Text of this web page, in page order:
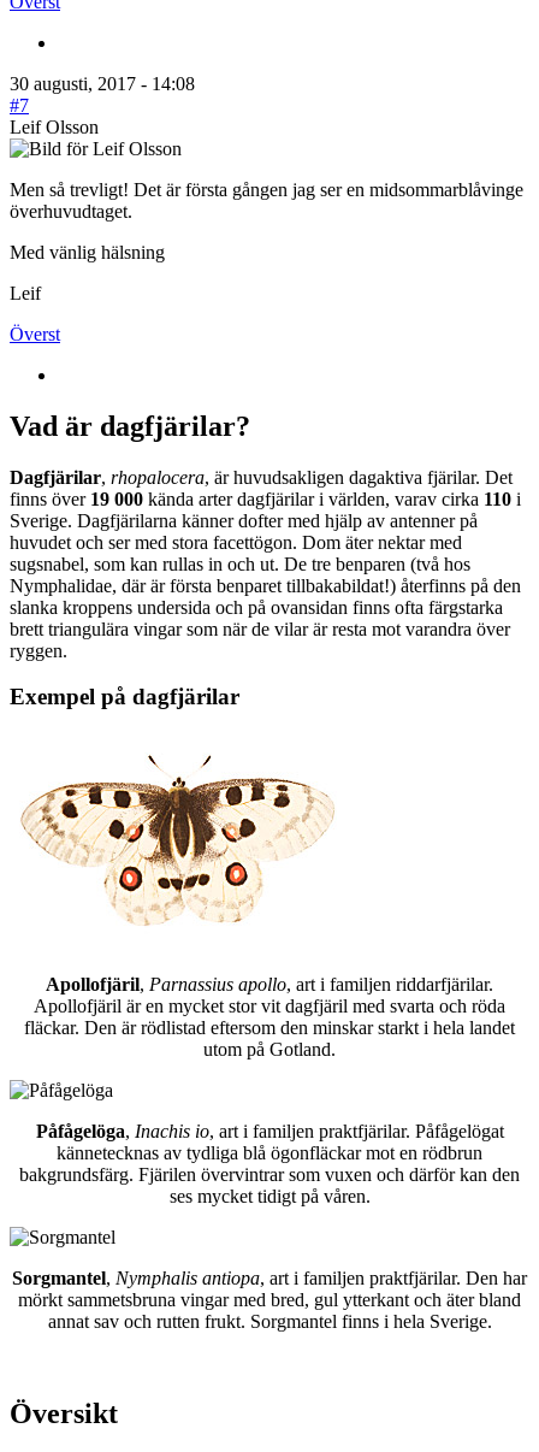
30 augusti, 2017 - 14:08
#7
Leif Olsson
Men så trevligt! Det är första gången jag ser en midsommarblåvinge
överhuvudtaget.
Med vänlig hälsning
Leif
Överst
Vad är dagfjärilar?
Dagfjärilar, rhopalocera, är huvudsakligen dagaktiva fjärilar. Det
finns över 19 000 kända arter dagfjärilar i världen, varav cirka 110 i
Sverige. Dagfjärilarna känner dofter med hjälp av antenner på
huvudet och ser med stora facettögon. Dom äter nektar med
sugsnabel, som kan rullas in och ut. De tre benparen (två hos
Nymphalidae, där är första benparet tillbakabildat!) återfinns på den
slanka kroppens undersida och på ovansidan finns ofta färgstarka
brett triangulära vingar som när de vilar är resta mot varandra över
ryggen.
Exempel på dagfjärilar
Apollofjäril, Parnassius apollo, art i familjen riddarfjärilar.
Apollofjäril är en mycket stor vit dagfjäril med svarta och röda
fläckar. Den är rödlistad eftersom den minskar starkt i hela landet
utom på Gotland.
Påfågelöga, Inachis io, art i familjen praktfjärilar. Påfågelögat
kännetecknas av tydliga blå ögonfläckar mot en rödbrun
bakgrundsfärg. Fjärilen övervintrar som vuxen och därför kan den
ses mycket tidigt på våren.
Sorgmantel, Nymphalis antiopa, art i familjen praktfjärilar. Den har
mörkt sammetsbruna vingar med bred, gul ytterkant och äter bland
annat sav och rutten frukt. Sorgmantel finns i hela Sverige.
Översikt